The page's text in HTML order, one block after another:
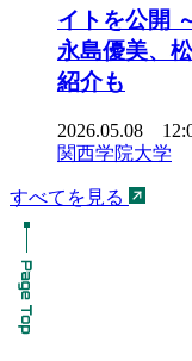
イトを公開
永島優美、
紹介も
2026.05.08
関西学院大学
すべてを見る